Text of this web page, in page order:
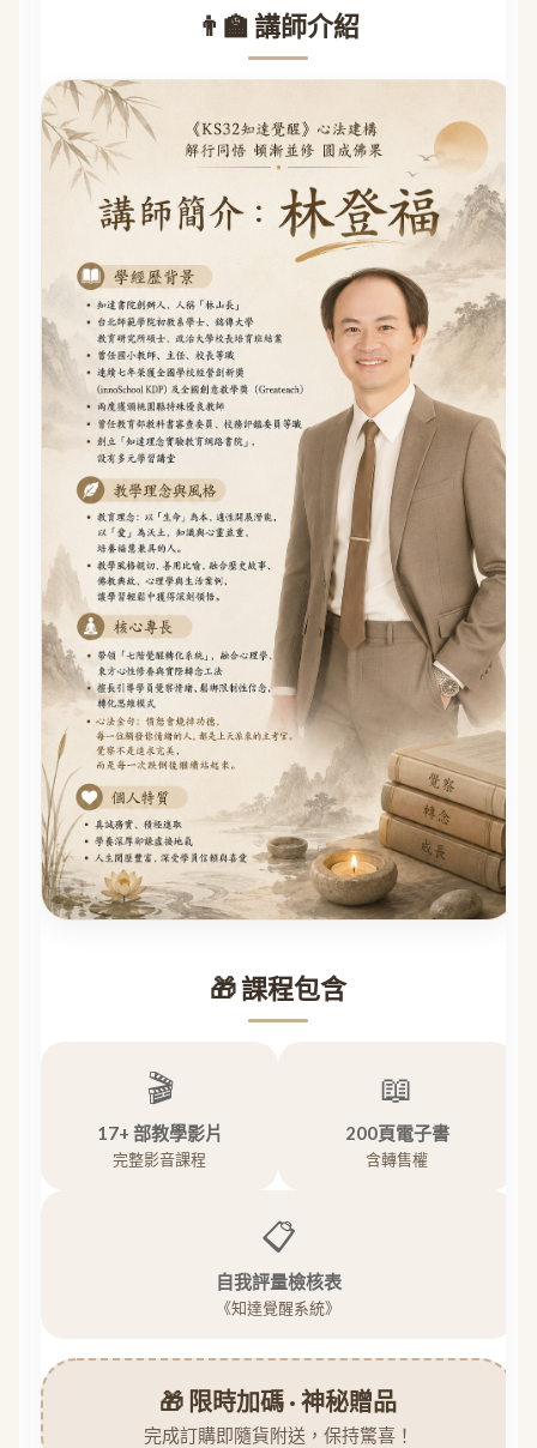
👨‍🏫 講師介紹
🎁 課程包含
🎬
17+ 部教學影片
完整影音課程
📖
200頁電子書
含轉售權
📋
自我評量檢核表
《知達覺醒系統》
🎁 限時加碼 · 神秘贈品
完成訂購即隨貨附送，保持驚喜！